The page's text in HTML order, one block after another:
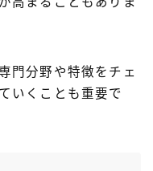
門分野や特徴をチェ
いくことも重要で